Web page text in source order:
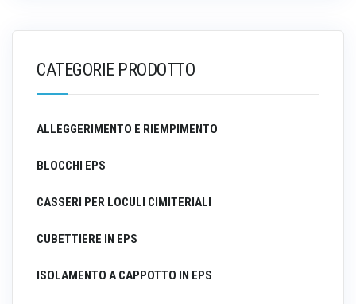
CATEGORIE PRODOTTO
ALLEGGERIMENTO E RIEMPIMENTO
BLOCCHI EPS
CASSERI PER LOCULI CIMITERIALI
CUBETTIERE IN EPS
ISOLAMENTO A CAPPOTTO IN EPS